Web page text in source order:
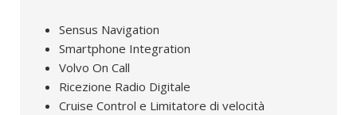
Sensus Navigation
Smartphone Integration
Volvo On Call
Ricezione Radio Digitale
Cruise Control e Limitatore di velocità